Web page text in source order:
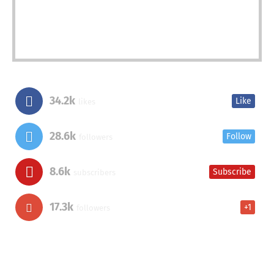
34.2k Like
28.6k Follow
8.6k Subscribe
17.3k +1